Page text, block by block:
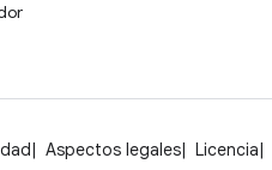
Aspectos legales Licencia